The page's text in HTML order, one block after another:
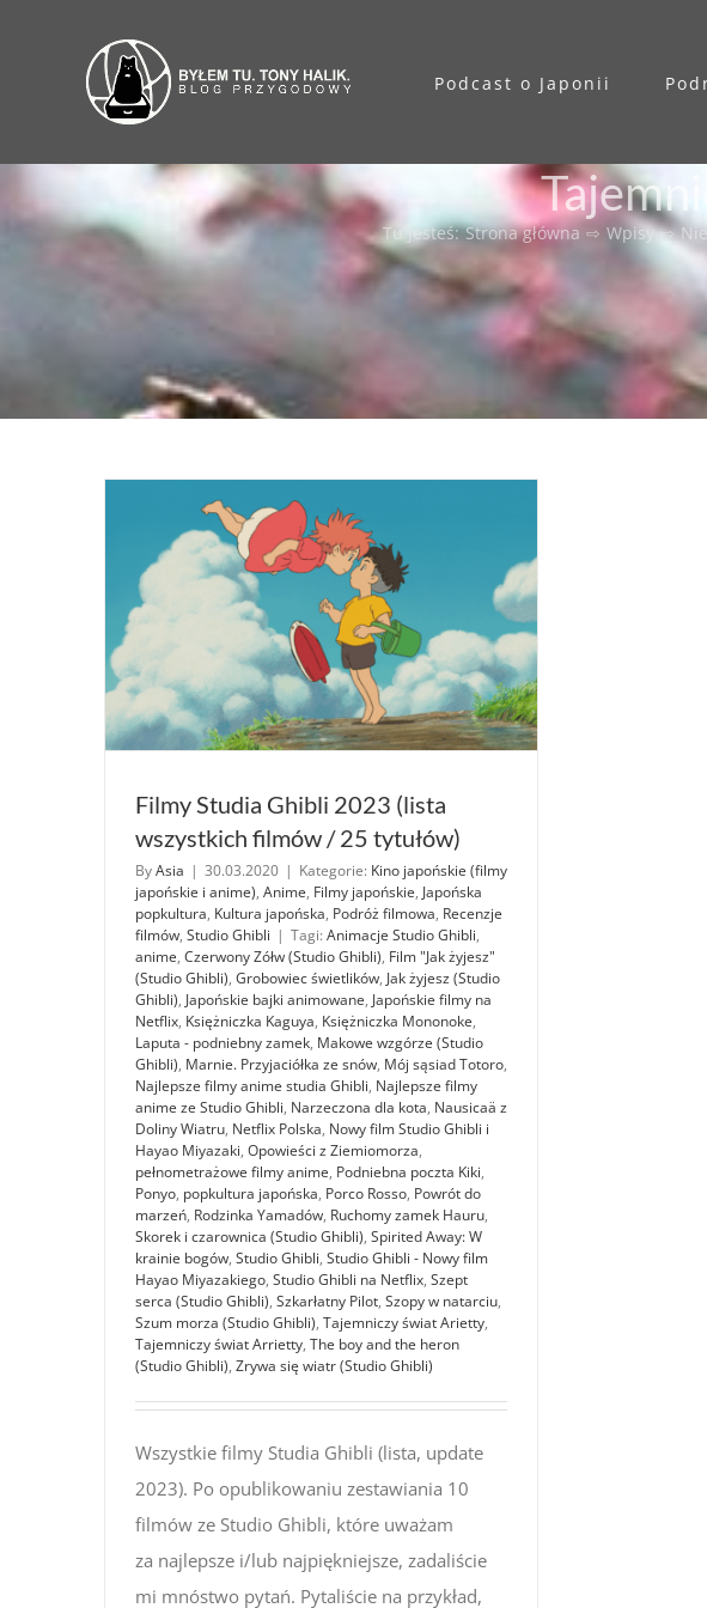
Podcast o Japonii
Tu jesteś: Strona główna ⇨ Wpisy ⇨
Filmy Studia Ghibli 2023 (lista
wszystkich filmów / 25 tytułów)
ByAsia | 30.03.2020 | Kategorie: Kino japońskie (filmy
japońskie i anime), Anime, Filmy japońskie, Japońska
popkultura, Kultura japońska, Podróż filmowa, Recenzje
filmów, Studio Ghibli | Tagi: Animacje Studio Ghibli,
anime, Czerwony Zółw (Studio Ghibli), Film "Jak żyjesz"
(Studio Ghibli), Grobowiec świetlików, Jak żyjesz (Studio
Ghibli), Japońskie bajki animowane, Japońskie filmy na
Netflix, Księżniczka Kaguya, Księżniczka Mononoke,
Laputa - podniebny zamek, Makowe wzgórze (Studio
Ghibli), Marnie. Przyjaciółka ze snów, Mój sąsiad Totoro,
Najlepsze filmy anime studia Ghibli, Najlepsze filmy
anime ze Studio Ghibli, Narzeczona dla kota, Nausicaä z
Doliny Wiatru, Netflix Polska, Nowy film Studio Ghibli i
Hayao Miyazaki, Opowieści z Ziemiomorza,
pełnometrażowe filmy anime, Podniebna poczta Kiki,
Ponyo, popkultura japońska, Porco Rosso, Powrót do
marzeń, Rodzinka Yamadów, Ruchomy zamek Hauru,
Skorek i czarownica (Studio Ghibli), Spirited Away: W
krainie bogów, Studio Ghibli, Studio Ghibli - Nowy film
Hayao Miyazakiego, Studio Ghibli na Netflix, Szept
serca (Studio Ghibli), Szkarłatny Pilot, Szopy w natarciu,
Szum morza (Studio Ghibli), Tajemniczy świat Arietty,
Tajemniczy świat Arrietty, The boy and the heron
(Studio Ghibli), Zrywa się wiatr (Studio Ghibli)
Wszystkie filmy Studia Ghibli (lista, update
2023). Po opublikowaniu zestawiania 10
filmów ze Studio Ghibli, które uważam
za najlepsze i/lub najpiękniejsze, zadaliście
mi mnóstwo pytań. Pytaliście na przykład,